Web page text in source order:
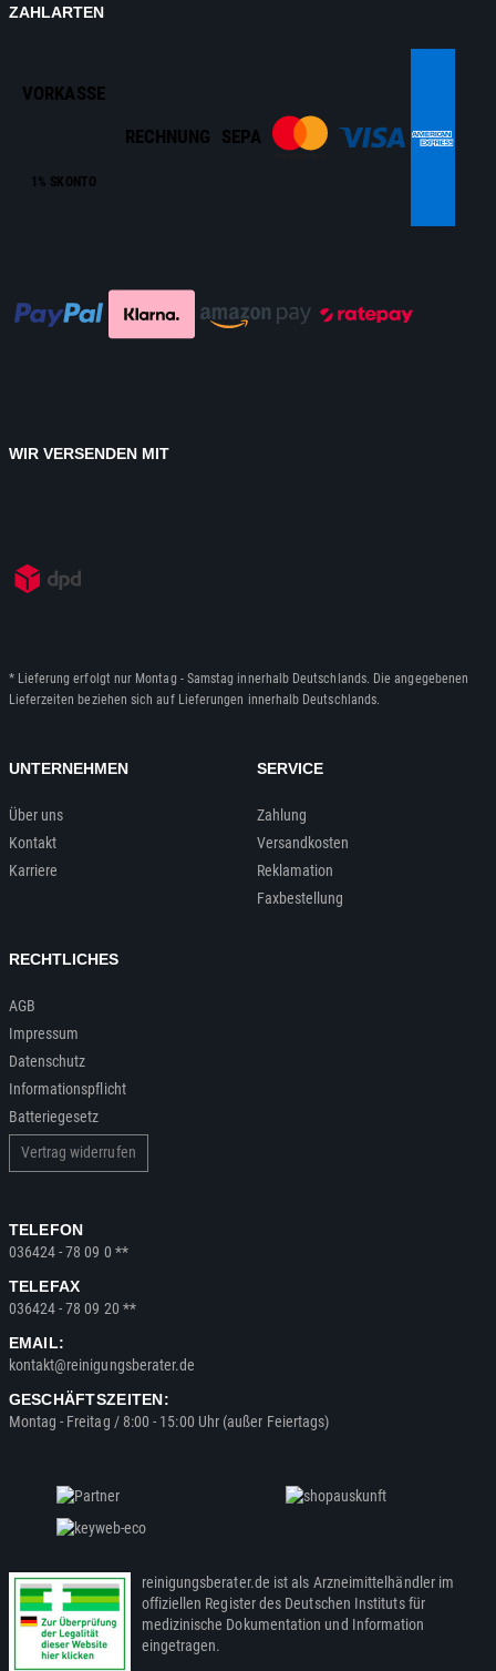
ZAHLARTEN
VORKASSE
1% SKONTO
RECHNUNG SEPA
WIR VERSENDEN MIT
* Lieferung erfolgt nur Montag - Samstag innerhalb Deutschlands. Die angegebenen
Lieferzeiten beziehen sich auf Lieferungen innerhalb Deutschlands.
UNTERNEHMEN
Über uns
Kontakt
Karriere
SERVICE
Zahlung
Versandkosten
Reklamation
Faxbestellung
RECHTLICHES
AGB
Impressum
Datenschutz
Informationspflicht
Batteriegesetz
Vertrag widerrufen
TELEFON
036424 - 78 09 0 **
TELEFAX
036424 - 78 09 20 **
EMAIL:
kontakt@reinigungsberater.de
GESCHÄFTSZEITEN:
Montag - Freitag / 8:00 - 15:00 Uhr (außer Feiertags)
reinigungsberater.de ist als Arzneimittelhändler im
offiziellen Register des Deutschen Instituts für
medizinische Dokumentation und Information
eingetragen.